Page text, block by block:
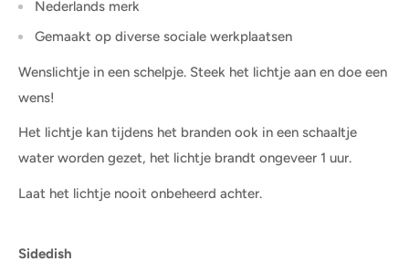
Nederlands merk
Gemaakt op diverse sociale werkplaatsen
Wenslichtje in een schelpje. Steek het lichtje aan en doe een
wens!
Het lichtje kan tijdens het branden ook in een schaaltje
water worden gezet, het lichtje brandt ongeveer 1 uur.
Laat het lichtje nooit onbeheerd achter.
Sidedish